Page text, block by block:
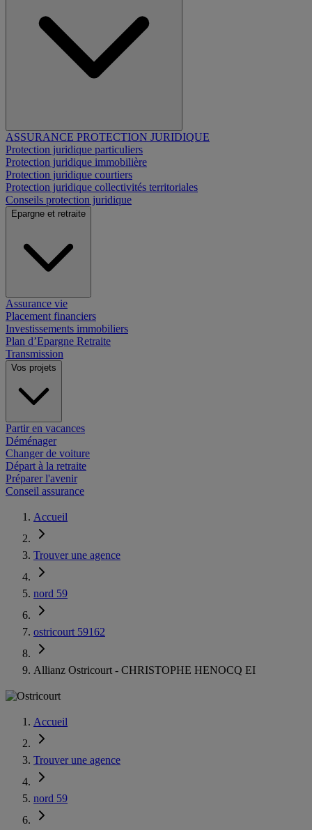
ASSURANCE PROTECTION JURIDIQUE
Protection juridique particuliers
Protection juridique immobilière
Protection juridique courtiers
Protection juridique collectivités territoriales
Conseils protection juridique
Epargne et retraite
Assurance vie
Placement financiers
Investissements immobiliers
Plan d’Epargne Retraite
Transmission
Vos projets
Partir en vacances
Déménager
Changer de voiture
Départ à la retraite
Préparer l'avenir
Conseil assurance
Accueil
Trouver une agence
nord 59
ostricourt 59162
Allianz Ostricourt - CHRISTOPHE HENOCQ EI
Accueil
Trouver une agence
nord 59